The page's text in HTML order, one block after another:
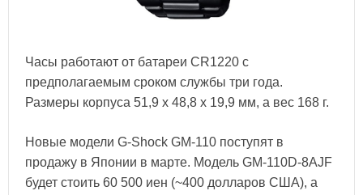
Часы работают от батареи CR1220 с
предполагаемым сроком службы три года.
Размеры корпуса 51,9 x 48,8 x 19,9 мм, а вес 168 г.
Новые модели G-Shock GM-110 поступят в
продажу в Японии в марте. Модель GM-110D-8AJF
будет стоить 60 500 иен (~400 долларов США), а